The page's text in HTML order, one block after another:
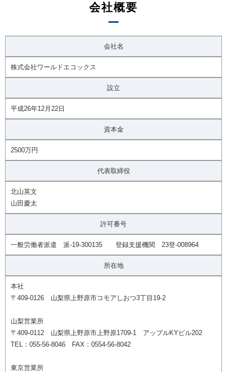
会社概要
会社名
株式会社ワールドエコックス
設立
平成26年12月22日
資本金
2500万円
代表取締役
北山英文
山田慶太
許可番号
一般労働者派遣 派-19-300135 登録支援機関 23登-008964
所在地
本社
〒409-0126 山梨県上野原市コモアしおつ3丁目19-2
山梨営業所
〒409-0112 山梨県上野原市上野原1709-1 アップルKYビル202
TEL：055-56-8046 FAX：0554-56-8042
東京営業所